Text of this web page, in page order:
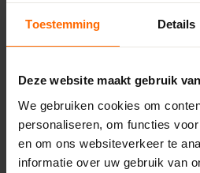
Toestemming Details
Deze website maakt gebruik
We gebruiken cookies om
personaliseren, om functies
en om ons websiteverkeer te
informatie over uw gebruik van